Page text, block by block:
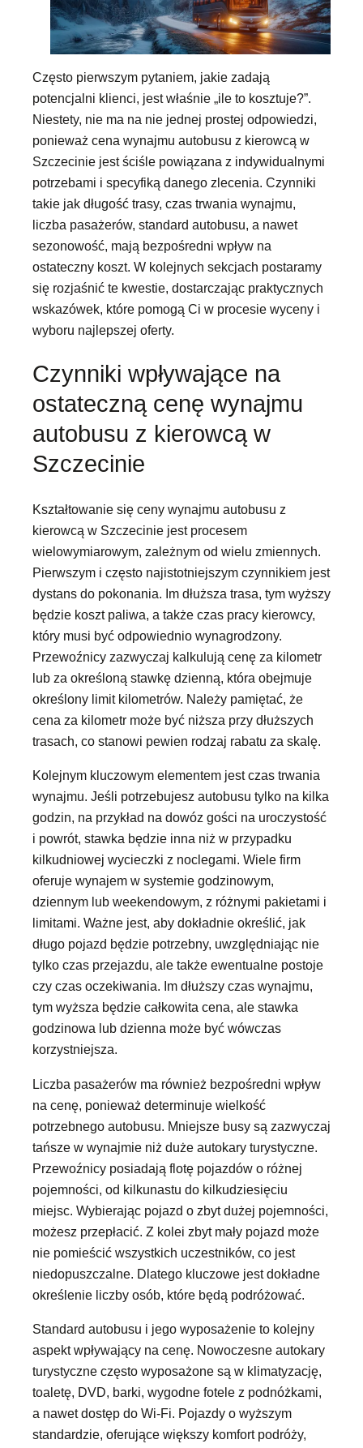
Często pierwszym pytaniem, jakie zadają
potencjalni klienci, jest właśnie „ile to kosztuje?”.
Niestety, nie ma na nie jednej prostej odpowiedzi,
ponieważ cena wynajmu autobusu z kierowcą w
Szczecinie jest ściśle powiązana z indywidualnymi
potrzebami i specyfiką danego zlecenia. Czynniki
takie jak długość trasy, czas trwania wynajmu,
liczba pasażerów, standard autobusu, a nawet
sezonowość, mają bezpośredni wpływ na
ostateczny koszt. W kolejnych sekcjach postaramy
się rozjaśnić te kwestie, dostarczając praktycznych
wskazówek, które pomogą Ci w procesie wyceny i
wyboru najlepszej oferty.
Czynniki wpływające na
ostateczną cenę wynajmu
autobusu z kierowcą w
Szczecinie
Kształtowanie się ceny wynajmu autobusu z
kierowcą w Szczecinie jest procesem
wielowymiarowym, zależnym od wielu zmiennych.
Pierwszym i często najistotniejszym czynnikiem jest
dystans do pokonania. Im dłuższa trasa, tym wyższy
będzie koszt paliwa, a także czas pracy kierowcy,
który musi być odpowiednio wynagrodzony.
Przewoźnicy zazwyczaj kalkulują cenę za kilometr
lub za określoną stawkę dzienną, która obejmuje
określony limit kilometrów. Należy pamiętać, że
cena za kilometr może być niższa przy dłuższych
trasach, co stanowi pewien rodzaj rabatu za skalę.
Kolejnym kluczowym elementem jest czas trwania
wynajmu. Jeśli potrzebujesz autobusu tylko na kilka
godzin, na przykład na dowóz gości na uroczystość
i powrót, stawka będzie inna niż w przypadku
kilkudniowej wycieczki z noclegami. Wiele firm
oferuje wynajem w systemie godzinowym,
dziennym lub weekendowym, z różnymi pakietami i
limitami. Ważne jest, aby dokładnie określić, jak
długo pojazd będzie potrzebny, uwzględniając nie
tylko czas przejazdu, ale także ewentualne postoje
czy czas oczekiwania. Im dłuższy czas wynajmu,
tym wyższa będzie całkowita cena, ale stawka
godzinowa lub dzienna może być wówczas
korzystniejsza.
Liczba pasażerów ma również bezpośredni wpływ
na cenę, ponieważ determinuje wielkość
potrzebnego autobusu. Mniejsze busy są zazwyczaj
tańsze w wynajmie niż duże autokary turystyczne.
Przewoźnicy posiadają flotę pojazdów o różnej
pojemności, od kilkunastu do kilkudziesięciu
miejsc. Wybierając pojazd o zbyt dużej pojemności,
możesz przepłacić. Z kolei zbyt mały pojazd może
nie pomieścić wszystkich uczestników, co jest
niedopuszczalne. Dlatego kluczowe jest dokładne
określenie liczby osób, które będą podróżować.
Standard autobusu i jego wyposażenie to kolejny
aspekt wpływający na cenę. Nowoczesne autokary
turystyczne często wyposażone są w klimatyzację,
toaletę, DVD, barki, wygodne fotele z podnóżkami,
a nawet dostęp do Wi-Fi. Pojazdy o wyższym
standardzie, oferujące większy komfort podróży,